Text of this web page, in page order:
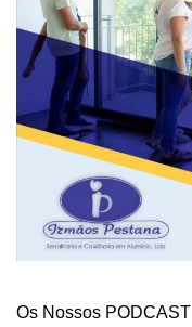
Os Nossos PODCAST